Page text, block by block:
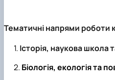
Тематичні напрями роботи
Історія, наукова
Біологія, екологія та